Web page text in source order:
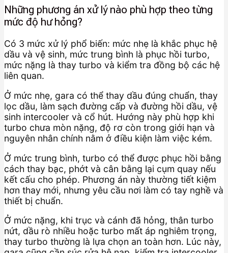
Những phương án xử lý nào phù hợp theo từng
mức độ hư hỏng?
Có 3 mức xử lý phổ biến: mức nhẹ là khắc phục hệ
dầu và vệ sinh, mức trung bình là phục hồi turbo,
mức nặng là thay turbo và kiểm tra đồng bộ các hệ
liên quan.
Ở mức nhẹ, gara có thể thay dầu đúng chuẩn, thay
lọc dầu, làm sạch đường cấp và đường hồi dầu, vệ
sinh intercooler và cổ hút. Hướng này phù hợp khi
turbo chưa mòn nặng, độ rơ còn trong giới hạn và
nguyên nhân chính nằm ở điều kiện làm việc kém.
Ở mức trung bình, turbo có thể được phục hồi bằng
cách thay bạc, phớt và cân bằng lại cụm quay nếu
kết cấu cho phép. Phương án này thường tiết kiệm
hơn thay mới, nhưng yêu cầu nơi làm có tay nghề và
thiết bị chuẩn.
Ở mức nặng, khi trục và cánh đã hỏng, thân turbo
nứt, dầu rò nhiều hoặc turbo mất áp nghiêm trọng,
thay turbo thường là lựa chọn an toàn hơn. Lúc này,